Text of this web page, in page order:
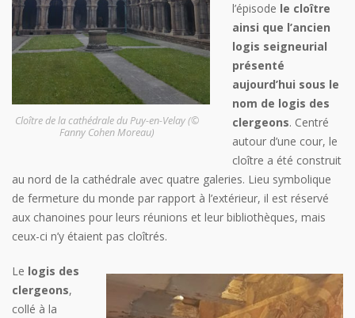
Cloître de la cathédrale du Puy-en-Velay (©
Fanny Cohen Moreau)
l’épisode le cloître
ainsi que l’ancien
logis seigneurial
présenté
aujourd’hui sous le
nom de logis des
clergeons. Centré
autour d’une cour, le
cloître a été construit
au nord de la cathédrale avec quatre galeries. Lieu symbolique
de fermeture du monde par rapport à l’extérieur, il est réservé
aux chanoines pour leurs réunions et leur bibliothèques, mais
ceux-ci n’y étaient pas cloîtrés.
Le logis des
clergeons,
collé à la